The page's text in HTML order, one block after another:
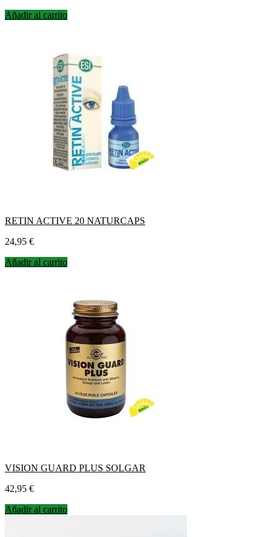
Añadir al carrito
RETIN ACTIVE 20 NATURCAPS
Precio
24,95 €
Añadir al carrito
VISION GUARD PLUS SOLGAR
Precio
42,95 €
Añadir al carrito